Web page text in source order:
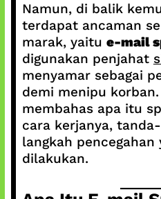
Namun, di balik
terdapat ancaman
marak, yaitu e-mail
digunakan penjahat
menyamar sebagai
demi menipu
membahas apa itu
cara kerjanya,
langkah pencegahan
dilakukan.